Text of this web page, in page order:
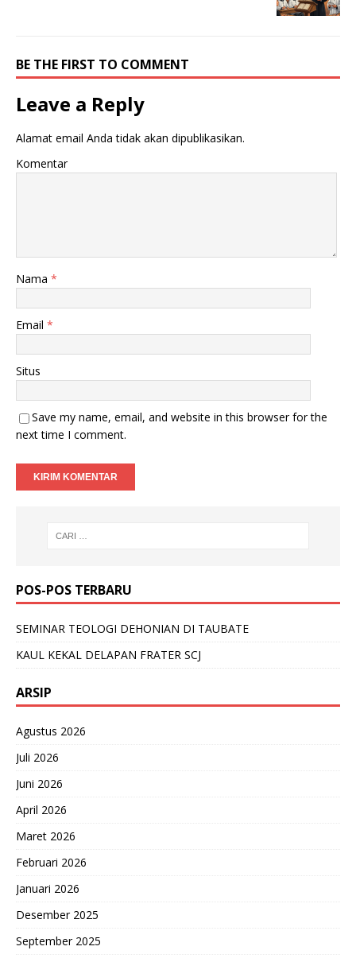
BE THE FIRST TO COMMENT
Leave a Reply
Alamat email Anda tidak akan dipublikasikan.
Komentar
Nama *
Email *
Situs
Save my name, email, and website in this browser for the
next time I comment.
POS-POS TERBARU
SEMINAR TEOLOGI DEHONIAN DI TAUBATE
KAUL KEKAL DELAPAN FRATER SCJ
ARSIP
Agustus 2026
Juli 2026
Juni 2026
April 2026
Maret 2026
Februari 2026
Januari 2026
Desember 2025
September 2025